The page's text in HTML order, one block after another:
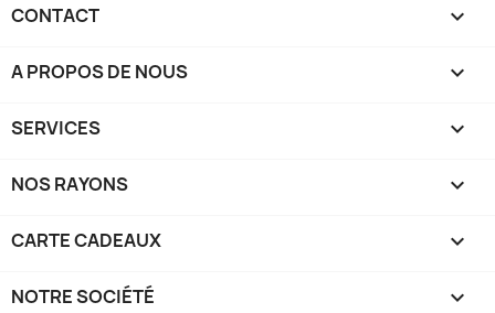
CONTACT 
A PROPOS DE NOUS 
SERVICES 
NOS RAYONS 
CARTE CADEAUX 
NOTRE SOCIÉTÉ 